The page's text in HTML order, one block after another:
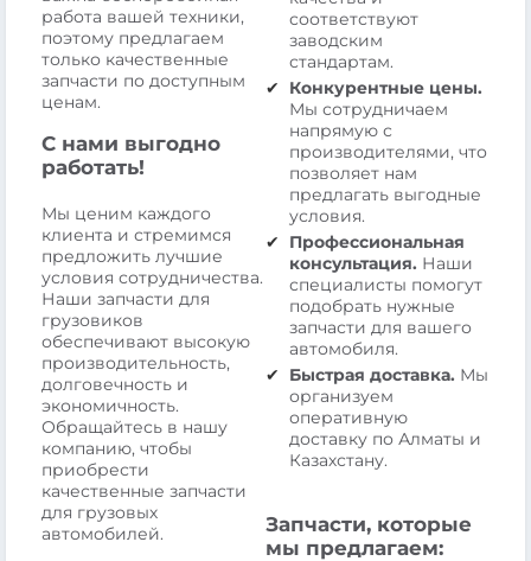
работа вашей техники,
поэтому предлагаем
только качественные
запчасти по доступным
ценам.
С нами выгодно
работать!
Мы ценим каждого
клиента и стремимся
предложить лучшие
условия сотрудничества.
Наши запчасти для
грузовиков
обеспечивают высокую
производительность,
долговечность и
экономичность.
Обращайтесь в нашу
компанию, чтобы
приобрести
качественные запчасти
для грузовых
автомобилей.
соответствуют
заводским
стандартам.
Конкурентные цены.
Мы сотрудничаем
напрямую с
производителями, что
позволяет нам
предлагать выгодные
условия.
Профессиональная
консультация. Наши
специалисты помогут
подобрать нужные
запчасти для вашего
автомобиля.
Быстрая доставка. Мы
организуем
оперативную
доставку по Алматы и
Казахстану.
Запчасти, которые
мы предлагаем: